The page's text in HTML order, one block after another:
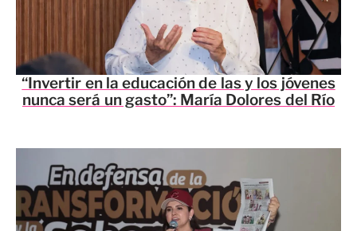
“Invertir en la educación de las y los jóvenes
nunca será un gasto”: María Dolores del Río